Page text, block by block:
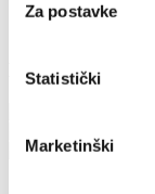
Za postavke
Statistički
Marketinški
Damir Poljanec